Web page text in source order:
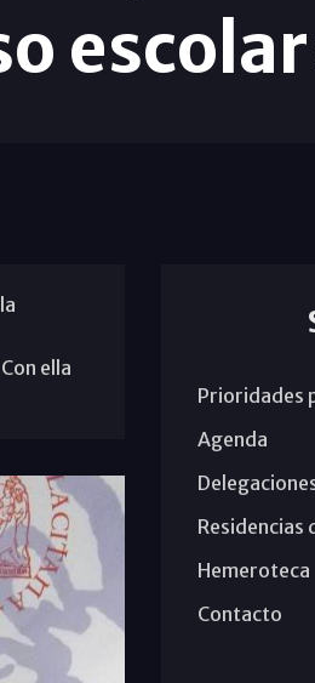
ella
Prioridades
Agenda
Residencias
Hemeroteca
Contacto